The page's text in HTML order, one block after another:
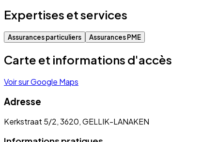
Expertises et services
Assurances particuliers Assurances PME
Carte et informations d'accès
Voir sur Google Maps
Adresse
Kerkstraat 5/2, 3620, GELLIK-LANAKEN